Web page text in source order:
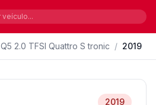
Q5 2.0 TFSI Quattro S tronic / 2019
2019